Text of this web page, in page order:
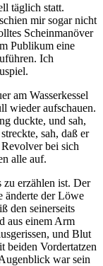
täglich statt.
mir sogar nicht
Scheinmanöver
Publikum eine
Ich
am Wasserkessel
wieder aufschauen.
duckte, und sah,
sah, daß er
bei sich
alle auf.
zu erzählen ist. Der
änderte der Löwe
den seinerseits
aus einem Arm
und Blut
beiden Vordertatzen
war sein